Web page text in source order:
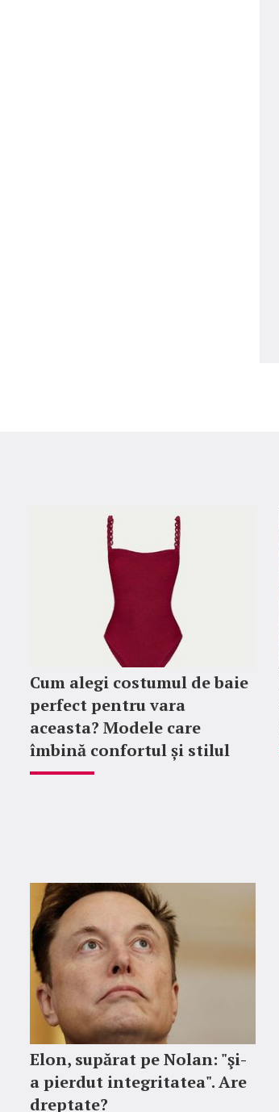
Cum alegi costumul de baie
perfect pentru vara
aceasta? Modele care
îmbină confortul și stilul
Elon, supărat pe Nolan: "şi-
a pierdut integritatea". Are
dreptate?